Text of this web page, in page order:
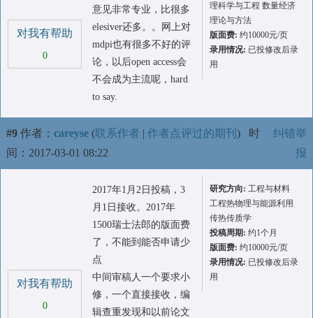
对我有帮助
0
意见非常专业，比很多
elesiver还多。。网上对
mdpi也有很多不好的评
论，以后open access会
不会成为主流呢，hard
to say.
理科学与工程 数量经济
理论与方法
版面费: 约10000元/页
录用情况: 已投修改后录
用
#9 作者： careyse (联系作者 | 作者点评过的期刊 ) 时
间：2017-03-01 08:22
纠错举
报
对我有帮助
0
2017年1月2日投稿，3
月1日接收。2017年
1500瑞士法郎的版面费
了，不能到能否申请少
点
中间审稿人一个要求小
修，一个直接接收，编
辑查重发现和以前论文
研究方向: 工程与材料
工程热物理与能源利用
传热传质学
投稿周期: 约1个月
版面费: 约10000元/页
录用情况: 已投修改后录
用